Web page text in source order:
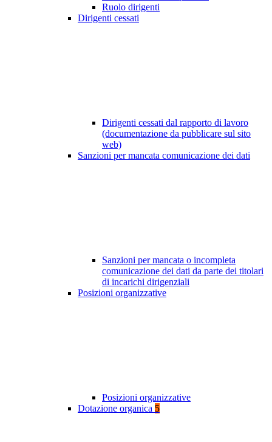
Ruolo dirigenti
Dirigenti cessati
Dirigenti cessati dal rapporto di lavoro
(documentazione da pubblicare sul sito
web)
Sanzioni per mancata comunicazione dei dati
Sanzioni per mancata o incompleta
comunicazione dei dati da parte dei titolari
di incarichi dirigenziali
Posizioni organizzative
Posizioni organizzative
Dotazione organica 5